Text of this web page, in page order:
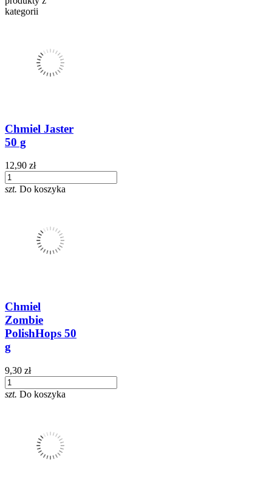
kategorii
Chmiel Jaster
50 g
12,90 zł
szt. Do koszyka
Chmiel
Zombie
PolishHops 50
g
9,30 zł
szt. Do koszyka